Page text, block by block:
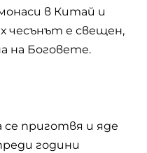
в Китай и
чесънът е свещен,
на Боговете.
се приготвя и яде
години